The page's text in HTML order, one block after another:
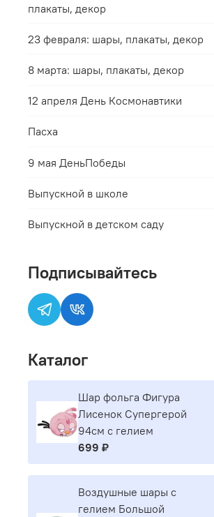
плакаты, декор
23 февраля: шары, плакаты, декор
8 марта: шары, плакаты, декор
12 апреля День Космонавтики
Пасха
9 мая ДеньПобеды
Выпускной в школе
Выпускной в детском саду
Подписывайтесь
Каталог
Шар фольга Фигура
Лисенок Супергерой
94см с гелием
699 ₽
Воздушные шары с
гелием Большой